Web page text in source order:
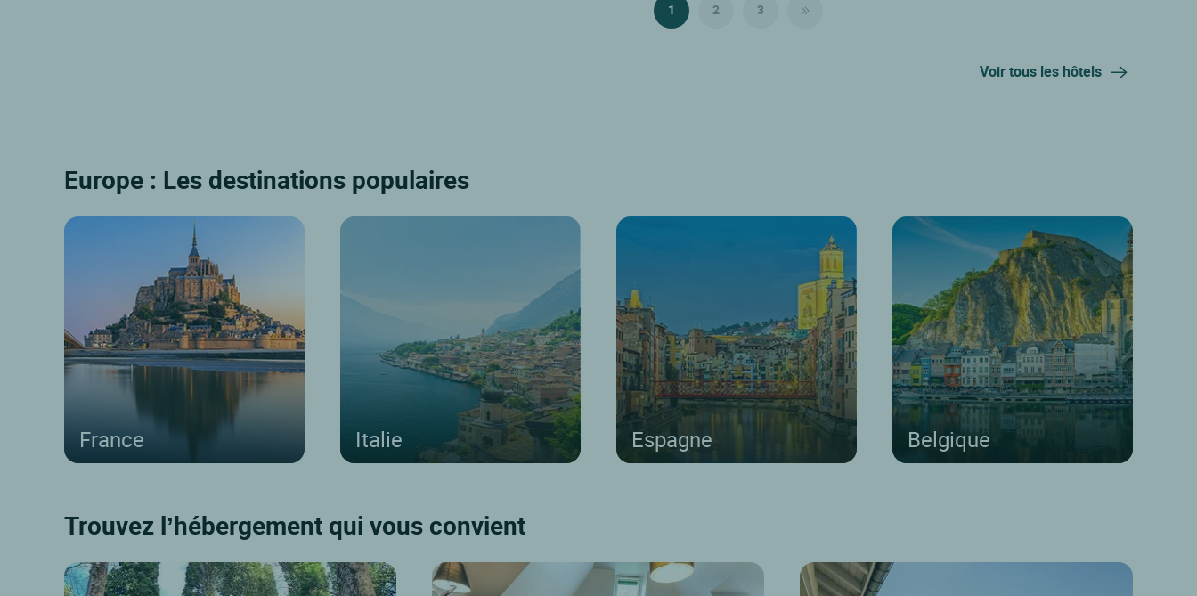
1 2 3
Voir tous les hôtels
Europe : Les destinations populaires
France Italie Espagne Belgique
Trouvez l’hébergement qui vous convient